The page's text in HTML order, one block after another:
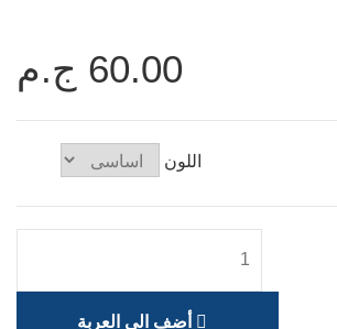
60.00 ج.م
اللون
أضف الى العربة